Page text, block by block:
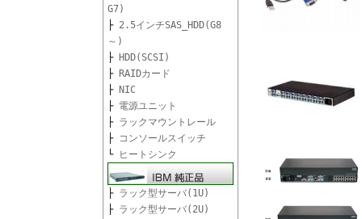
G7)
├ 2.5インチSAS_HDD(G8
～)
├ HDD(SCSI)
├ RAIDカード
├ NIC
├ 電源ユニット
├ ラックマウントレール
├ コンソールスイッチ
└ ヒートシンク
├ ラック型サーバ(1U)
├ ラック型サーバ(2U)